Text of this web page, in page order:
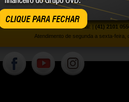
CLIQUE PARA FECHAR
Assistência ao Consumidor |
0800 723
Atendimento Comercial: | (41) 2101
Atendimento de segunda a sexta-